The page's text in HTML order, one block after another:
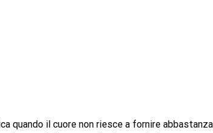
quando il cuore non riesce a fornire abbastanza